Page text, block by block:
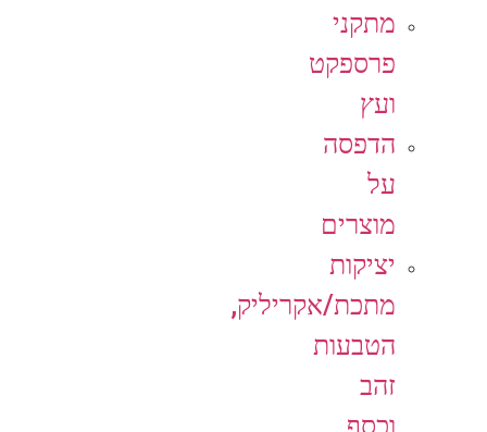
מתקני
פרספקט
ועץ
הדפסה
על
מוצרים
יציקות
מתכת/אקריליק,
הטבעות
זהב